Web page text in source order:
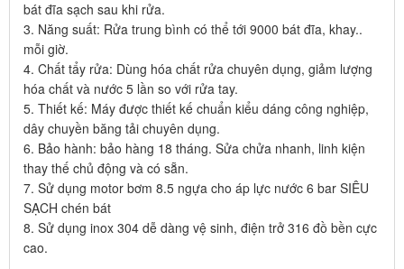
bát đĩa sạch sau khi rửa.
3. Năng suất: Rửa trung bình có thể tới 9000 bát đĩa, khay..
mỗi giờ.
4. Chất tẩy rửa: Dùng hóa chất rửa chuyên dụng, giảm lượng
hóa chất và nước 5 lần so với rửa tay.
5. Thiết kế: Máy được thiết kế chuẩn kiểu dáng công nghiệp,
dây chuyền băng tải chuyên dụng.
6. Bảo hành: bảo hàng 18 tháng. Sửa chửa nhanh, linh kiện
thay thế chủ động và có sẵn.
7. Sử dụng motor bơm 8.5 ngựa cho áp lực nước 6 bar SIÊU
SẠCH chén bát
8. Sử dụng inox 304 dễ dàng vệ sinh, điện trở 316 đồ bền cực
cao.